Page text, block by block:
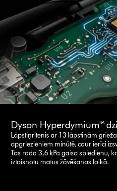
Dyson Hyperdymium™
Lāpstiņritenis ar 13 lāpstiņām
apgriezieniem minūtē, caur ierīci
Tas rada 3,6 kPa gaisa spiedienu,
iztaisnotu matus žāvēšanas laikā.